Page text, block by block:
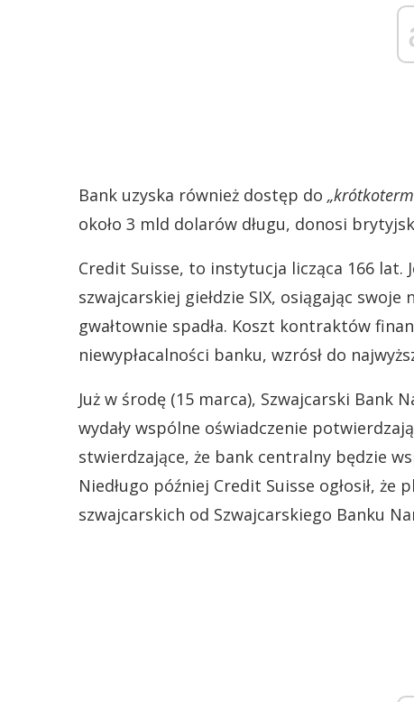
Bank uzyska również dostęp do
około 3 mld dolarów długu, donosi
Credit Suisse, to instytucja licząca 166 lat.
szwajcarskiej giełdzie SIX, osiągając
gwałtownie spadła. Koszt kontraktów
niewypłacalności banku, wzrósł do
Już w środę (15 marca), Szwajcarski
wydały wspólne oświadczenie
stwierdzające, że bank centralny będzie
Niedługo później Credit Suisse ogłosił,
szwajcarskich od Szwajcarskiego Banku